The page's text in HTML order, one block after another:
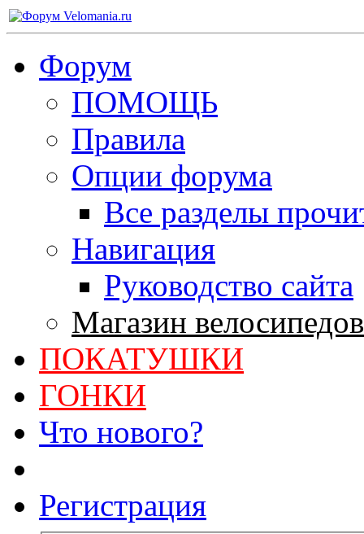
Форум
ПОМОЩЬ
Правила
Опции форума
Все разделы
Навигация
Руководство сайта
Магазин
ПОКАТУШКИ
ГОНКИ
Что нового?
Регистрация